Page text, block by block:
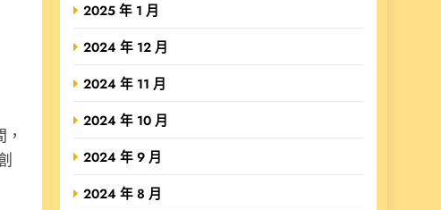
2025 年 1 月
2024 年 12 月
2024 年 11 月
2024 年 10 月
2024 年 9 月
2024 年 8 月